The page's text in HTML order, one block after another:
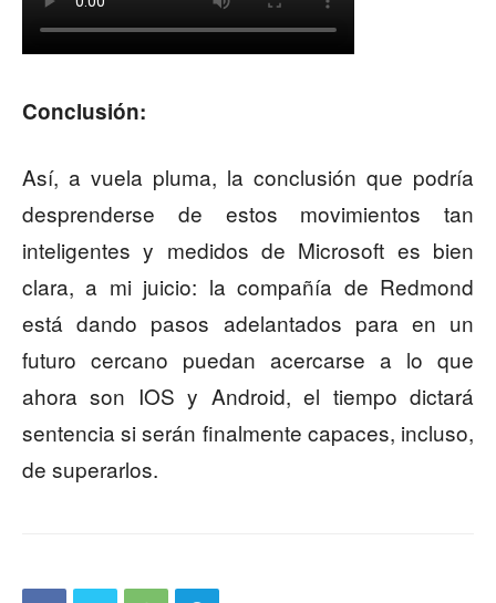
Conclusión:
Así, a vuela pluma, la conclusión que podría
desprenderse de estos movimientos tan
inteligentes y medidos de Microsoft es bien
clara, a mi juicio: la compañía de Redmond
está dando pasos adelantados para en un
futuro cercano puedan acercarse a lo que
ahora son IOS y Android, el tiempo dictará
sentencia si serán finalmente capaces, incluso,
de superarlos.